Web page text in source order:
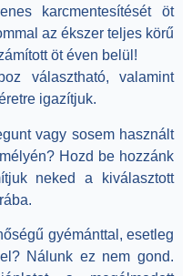
karcmentesítését öt
az ékszer teljes körű
öt éven belül!
választható, valamint
igazítjuk.
vagy sosem használt
Hozd be hozzánk
neked a kiválasztott
gyémánttal, esetleg
Nálunk ez nem gond.